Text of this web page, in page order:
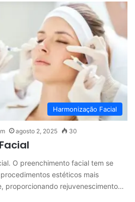
Harmonização Facial
agosto 2, 2025 30
O preenchimento facial tem se
estéticos mais
proporcionando rejuvenescimento…